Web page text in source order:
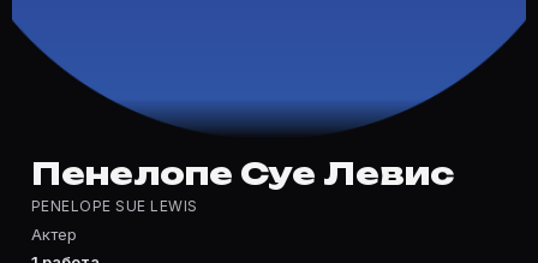
Полный список — на Movie Planner: https://movie-
Кто такой(ая) Пенелопе Суе Левис?
Пенелопе Суе Левис — Актер. Биография и роли на
Где открыть фильмографию Пенелопе Суе Левис?
На Movie Planner: https://movie-planner.ru/s/
Пенелопе Суе Левис
PENELOPE SUE LEWIS
Актер